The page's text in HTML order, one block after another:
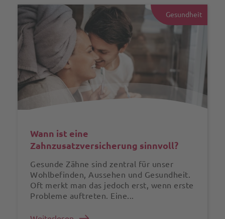
Gesundheit
Wann ist eine
Zahnzusatzversicherung sinnvoll?
Gesunde Zähne sind zentral für unser
Wohlbefinden, Aussehen und Gesundheit.
Oft merkt man das jedoch erst, wenn erste
Probleme auftreten. Eine...